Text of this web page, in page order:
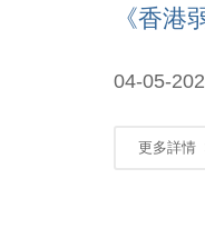
《香港
04-05-
更多詳情